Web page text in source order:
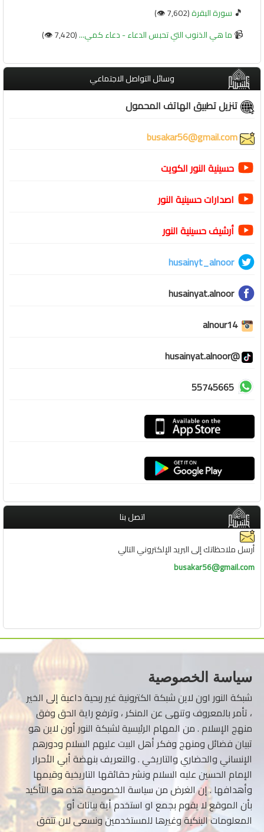
🎵 سورة البقرة(7,602 👁️)
📹ما هي الذنوب التي تحبس الدعاء - دعاء كمي...(7,420 👁️)
وسائل التواصل الاجتماعي
تنزيل تطبيق الهاتف المحمول
حسينية النور الكويت
اصدارات حسينية النور
أرشيف حسينية النور
husainyt_alnoor
husainyat.alnoor
alnour14
@husainyat.alnoor
55745665
اتصل بنا
أرسل ملاحظاتك إلى البريد الإلكتروني التالي
busakar56@gmail.com
سياسة الخصوصية
شبكة النور اون لاين شبكة الكترونية غير ربحية داعية إلى الخير
، تأمر بالمعروف وتنهى عن المنكر ، وترفع راية الحق وفق
منهج الإسلام . من المهام الرئيسية لشبكة النور أون لاين هو
تبيان فضائل ومنهج وفكر أهل البيت عليهم السلام ودورهم
الإنساني والحضاري والتاريخي . والتعريف بنهضة أبي الأحرار
الإمام الحسين عليه السلام ونشر حقائقها التاريخية وقيمها
وأهدافها . إن الغرض من سياسة الخصوصية هذه هو التأكيد
بأن الموقع لا يقوم بجمع او استخدم أية بيانات أو
المعلومات البنكية وغيرها للمستخدمين ونسعى لان تتفق